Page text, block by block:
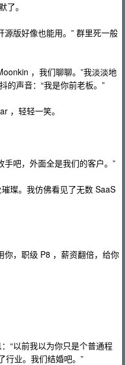
了。
源版好像也能用。” 群里死一般
，我们聊聊。”我淡淡地
的声音：“我是你前老板。”
，轻轻一笑。
手吧，外面全是我们的客户。”
璨。我仿佛看见了无数 SaaS
你，职级 P8 ，薪资翻倍，给你
“以前我以为你只是个普通程
行业。我们结婚吧。”